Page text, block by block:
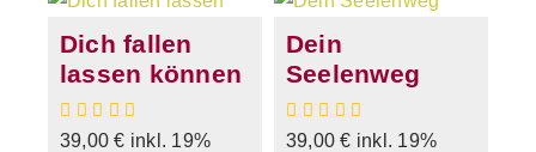
Dich fallen
lassen können
39,00€ inkl. 19%
Dein
Seelenweg
39,00€ inkl. 19%